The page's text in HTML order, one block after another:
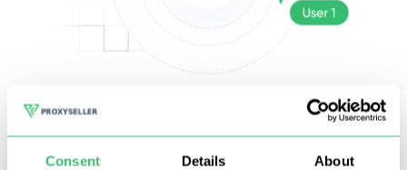
Consent Details About
Réseaux sociaux
Rotation des adresses IP avec un pool jouissant d'une